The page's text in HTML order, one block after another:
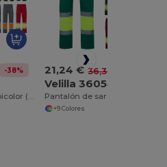
-38%
Pantalón de sarga bicolor (210 g/m²), forrado, multibolsillos, en algodón (20 %) y poliéster (80 %)
21,24 € 36,37 €
Velilla 36054
+9 Colores